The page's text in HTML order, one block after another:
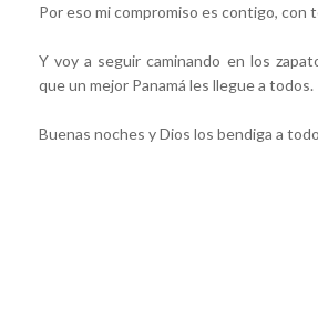
Por eso mi compromiso es contigo, con
Y voy a seguir caminando en los
que un mejor Panamá les llegue a todos.
Buenas noches y Dios los bendiga a